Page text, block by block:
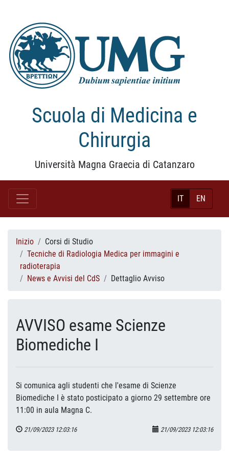
Scuola di Medicina e
Chirurgia
Università Magna Graecia di Catanzaro
IT EN
Inizio
Corsi di Studio
Tecniche di Radiologia Medica per immagini e
radioterapia
News e Avvisi del CdS
Dettaglio Avviso
AVVISO esame Scienze
Biomediche I
Si comunica agli studenti che l'esame di Scienze
Biomediche I è stato posticipato a giorno 29 settembre ore
11:00 in aula Magna C.
21/09/2023 12:03:16 21/09/2023 12:03:16